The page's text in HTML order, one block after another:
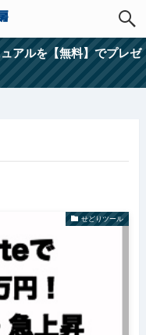
アルを【無料】でプレゼ
せどりツール